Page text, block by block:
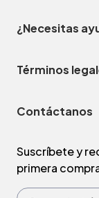
¿Necesitas
Términos
Contáctanos
Suscríbete y
primera